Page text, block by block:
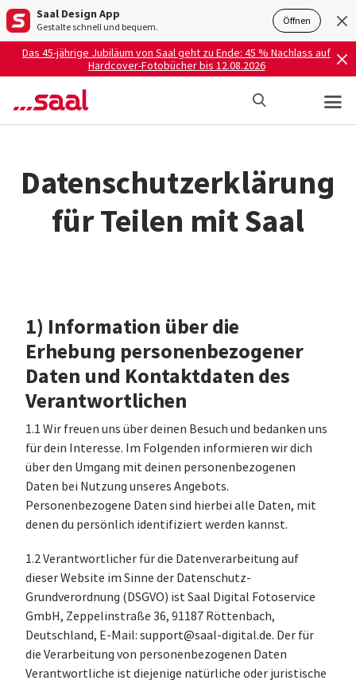
Saal Design App
Gestalte schnell und bequem. Öffnen
Das 45-jährige Jubiläum von Saal geht zu Ende: 45 % Nachlass auf
Hardcover-Fotobücher bis 12.08.2026
Datenschutzerklärung
für Teilen mit Saal
1) Information über die
Erhebung personenbezogener
Daten und Kontaktdaten des
Verantwortlichen
1.1 Wir freuen uns über deinen Besuch und bedanken uns
für dein Interesse. Im Folgenden informieren wir dich
über den Umgang mit deinen personenbezogenen
Daten bei Nutzung unseres Angebots.
Personenbezogene Daten sind hierbei alle Daten, mit
denen du persönlich identifiziert werden kannst.
1.2 Verantwortlicher für die Datenverarbeitung auf
dieser Website im Sinne der Datenschutz-
Grundverordnung (DSGVO) ist Saal Digital Fotoservice
GmbH, Zeppelinstraße 36, 91187 Röttenbach,
Deutschland, E-Mail: support@saal-digital.de. Der für
die Verarbeitung von personenbezogenen Daten
Verantwortliche ist diejenige natürliche oder juristische